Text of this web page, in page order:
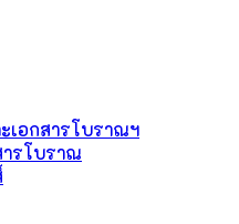
เอกสารโบราณฯ
ารโบราณ